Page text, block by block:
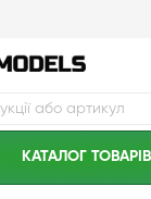
КАТАЛОГ ТОВАРIВ